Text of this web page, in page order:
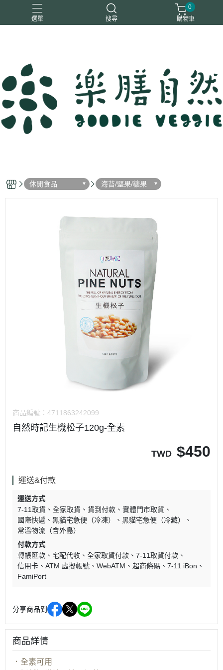
選單 搜尋
一樂鶴
0
購物車
休閒食品 海苔/堅果/糖果
商品編號： 4711863242099
自然時記生機松子120g-全素
TWD $450
運送&付款
運送方式
7-11取貨
全家取貨 貨到付款
實體門市取貨
國際快遞
黑貓宅急便（冷凍）
黑貓宅急便（冷藏）
常溫物流（含外島）
付款方式
轉帳匯款
宅配代收 全家取貨付款
7-11取貨付款
信用卡
ATM 虛擬帳號 WebATM 超商條碼
7-11 iBon
FamiPort
分享商品到
商品詳情
．全素可用